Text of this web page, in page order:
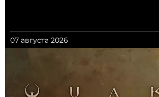
07 августа 2026